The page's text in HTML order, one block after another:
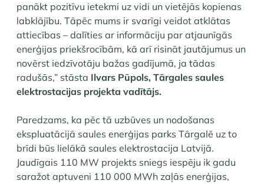
panākt pozitīvu ietekmi uz vidi un vietējās kopienas
labklājību. Tāpēc mums ir svarīgi veidot atklātas
attiecības – dalīties ar informāciju par atjaunīgās
enerģijas priekšrocībām, kā arī risināt jautājumus un
novērst iedzīvotāju bažas gadījumā, ja tādas
radušās,” stāsta Ilvars Pūpols, Tārgales saules
elektrostacijas projekta vadītājs.
Paredzams, ka pēc tā uzbūves un nodošanas
ekspluatācijā saules enerģijas parks Tārgalē uz to
brīdi būs lielākā saules elektrostacija Latvijā.
Jaudīgais 110 MW projekts sniegs iespēju ik gadu
saražot aptuveni 110 000 MWh zaļās enerģijas, ​​